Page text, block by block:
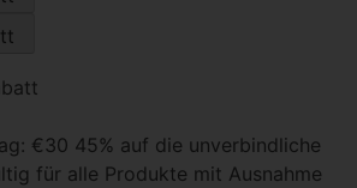
€30 45% auf die unverbindliche
für alle Produkte mit Ausnahme